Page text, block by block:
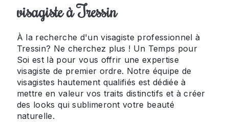
visagiste à Tressin
À la recherche d'un visagiste professionnel à
Tressin? Ne cherchez plus ! Un Temps pour
Soi est là pour vous offrir une expertise
visagiste de premier ordre. Notre équipe de
visagistes hautement qualifiés est dédiée à
mettre en valeur vos traits distinctifs et à créer
des looks qui sublimeront votre beauté
naturelle.